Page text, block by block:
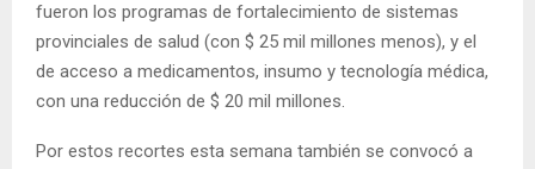
fueron los programas de fortalecimiento de sistemas
provinciales de salud (con $ 25 mil millones menos), y el
de acceso a medicamentos, insumo y tecnología médica,
con una reducción de $ 20 mil millones.
Por estos recortes esta semana también se convocó a